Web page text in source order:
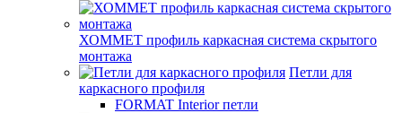
ХОММЕТ профиль каркасная система скрытого
монтажа
Петли для
каркасного профиля
FORMAT Interior петли